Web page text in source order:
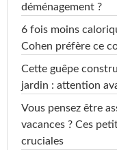
déménagement ?
6 fois moins
Cohen préfère ce
Cette guêpe
jardin : attention
Vous pensez être
vacances ? Ces
cruciales